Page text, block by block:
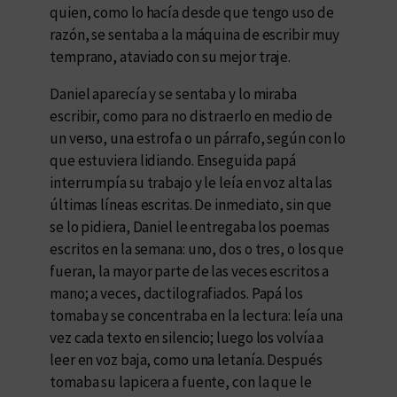
quien, como lo hacía desde que tengo uso de
razón, se sentaba a la máquina de escribir muy
temprano, ataviado con su mejor traje.
Daniel aparecía y se sentaba y lo miraba
escribir, como para no distraerlo en medio de
un verso, una estrofa o un párrafo, según con lo
que estuviera lidiando. Enseguida papá
interrumpía su trabajo y le leía en voz alta las
últimas líneas escritas. De inmediato, sin que
se lo pidiera, Daniel le entregaba los poemas
escritos en la semana: uno, dos o tres, o los que
fueran, la mayor parte de las veces escritos a
mano; a veces, dactilografiados. Papá los
tomaba y se concentraba en la lectura: leía una
vez cada texto en silencio; luego los volvía a
leer en voz baja, como una letanía. Después
tomaba su lapicera a fuente, con la que le